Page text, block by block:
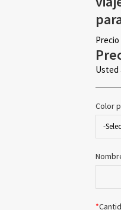
Precio
Usted
Color
-
*